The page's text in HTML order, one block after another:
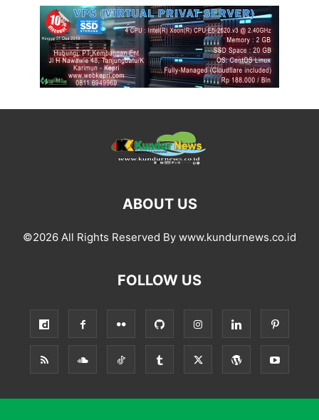
ABOUT US
©2026 All Rights Reserved By www.kundurnews.co.id
FOLLOW US